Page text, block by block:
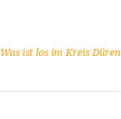
Was ist los im Kreis Düren